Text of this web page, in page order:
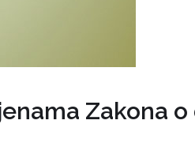
Zakona